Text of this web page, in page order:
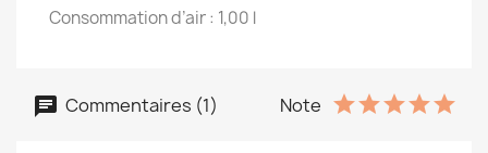
Consommation d’air : 1,00 l
Commentaires (1) Note